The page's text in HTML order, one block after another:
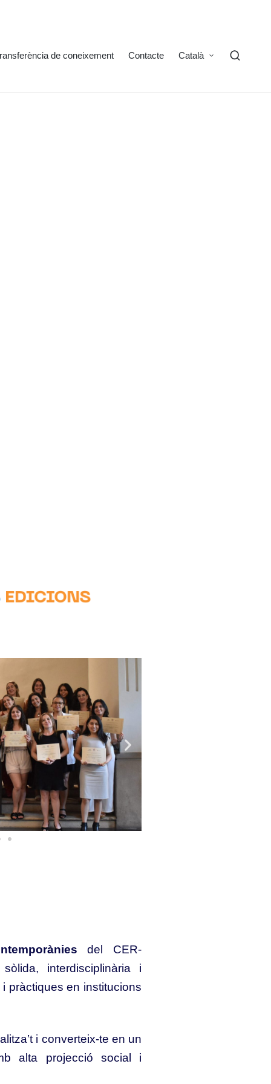
de coneixement Contacte Català
del CER-
interdisciplinària i
pràctiques en institucions
i converteix-te en un
alta projecció social i